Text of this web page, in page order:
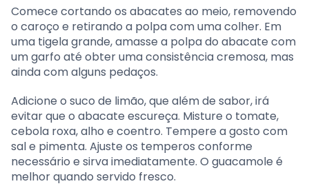
Comece cortando os abacates ao meio, removendo
o caroço e retirando a polpa com uma colher. Em
uma tigela grande, amasse a polpa do abacate com
um garfo até obter uma consistência cremosa, mas
ainda com alguns pedaços.
Adicione o suco de limão, que além de sabor, irá
evitar que o abacate escureça. Misture o tomate,
cebola roxa, alho e coentro. Tempere a gosto com
sal e pimenta. Ajuste os temperos conforme
necessário e sirva imediatamente. O guacamole é
melhor quando servido fresco.